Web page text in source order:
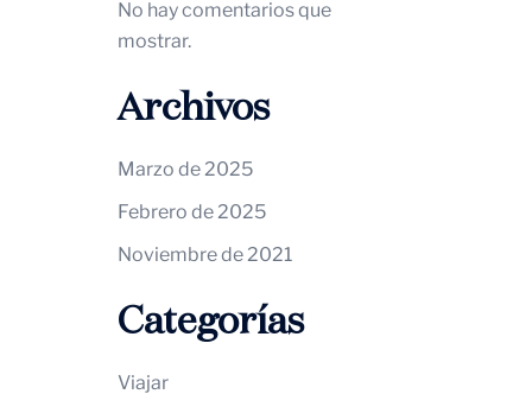
No hay comentarios que
mostrar.
Archivos
Marzo de 2025
Febrero de 2025
Noviembre de 2021
Categorías
Viajar